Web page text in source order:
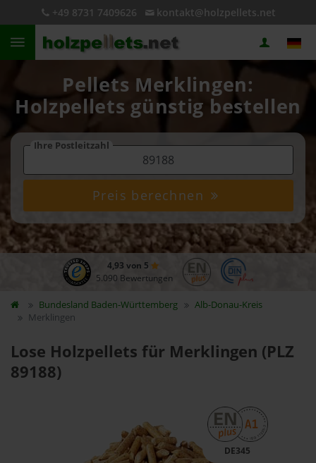
+49 8731 7409626 kontakt@holzpellets.net
Pellets Merklingen:
Holzpellets günstig bestellen
Ihre Postleitzahl
Preis berechnen
4,93 von 5
5.090 Bewertungen
Bundesland Baden-Württemberg
Alb-Donau-Kreis
Merklingen
Lose Holzpellets für Merklingen (PLZ
89188)
DE345